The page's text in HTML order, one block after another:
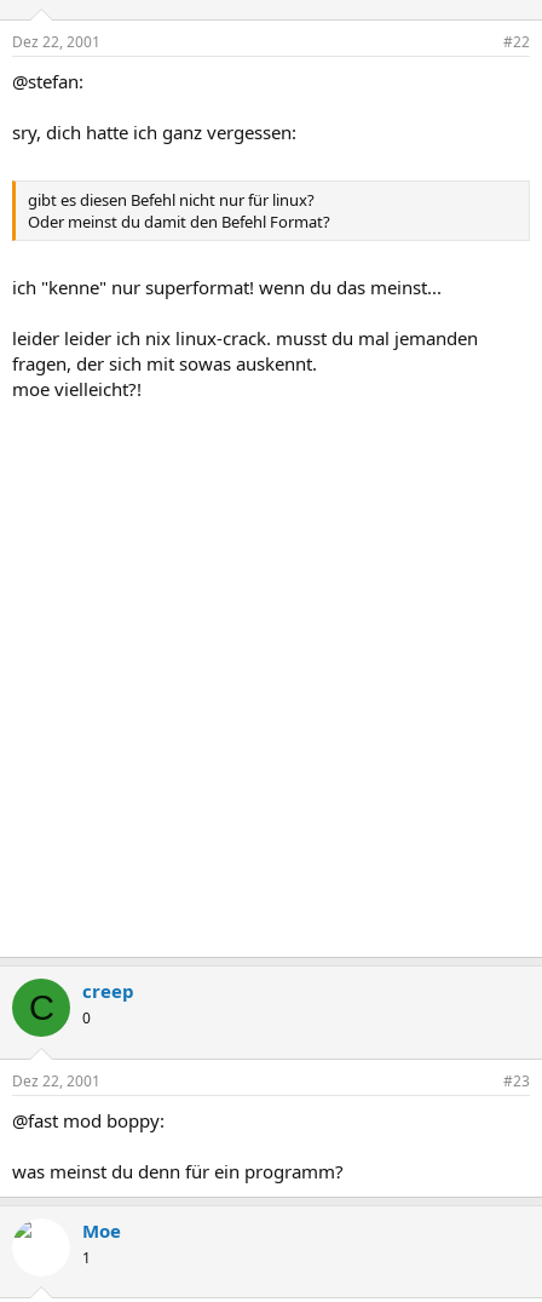
Dez 22, 2001 #22
@stefan:
sry, dich hatte ich ganz vergessen:
gibt es diesen Befehl nicht nur für linux?
Oder meinst du damit den Befehl Format?
ich "kenne" nur superformat! wenn du das meinst...
leider leider ich nix linux-crack. musst du mal jemanden
fragen, der sich mit sowas auskennt.
moe vielleicht?!
C creep
0
Dez 22, 2001 #23
@fast mod boppy:
was meinst du denn für ein programm?
Moe
1